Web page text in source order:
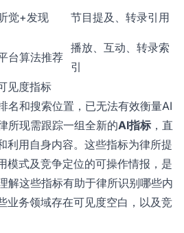
觉+发现 节目提及、转录引用
台算法推荐
播放、互动、转录索
引
见度指标
名和搜索位置，已无法有效衡量AI
所现需跟踪一组全新的AI指标 ，直
利用自身内容。这些指标为律所提
模式及竞争定位的可操作情报，是
解这些指标有助于律所识别哪些内
业务领域存在可见度空白，以及竞